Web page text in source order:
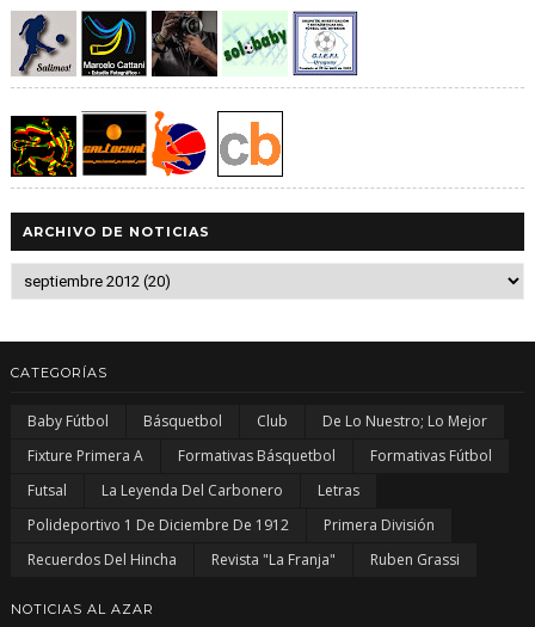
ARCHIVO DE NOTICIAS
CATEGORÍAS
Baby Fútbol Básquetbol Club
De Lo Nuestro; Lo Mejor
Fixture Primera A
Formativas Básquetbol
Formativas Fútbol
Futsal
La Leyenda Del Carbonero
Letras
Polideportivo 1 De Diciembre De 1912
Primera División
Recuerdos Del Hincha
Revista "La Franja" Ruben Grassi
NOTICIAS AL AZAR